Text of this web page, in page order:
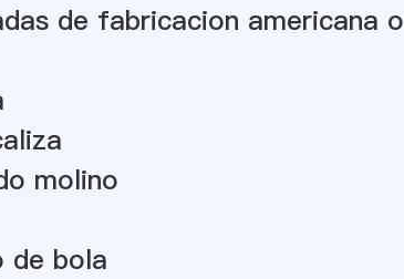
de fabricacion americana o
molino
de bola